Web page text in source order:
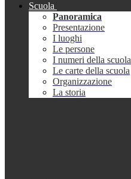
Scuola
Panoramica
Presentazione
I luoghi
Le persone
I numeri della scuola
Le carte della scuola
Organizzazione
La storia